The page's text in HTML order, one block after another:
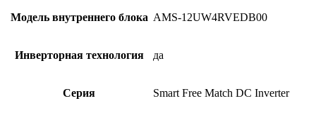
Модель внутреннего блока AMS-12UW4RVEDB00
Инверторная технология да
Серия Smart Free Match DC Inverter